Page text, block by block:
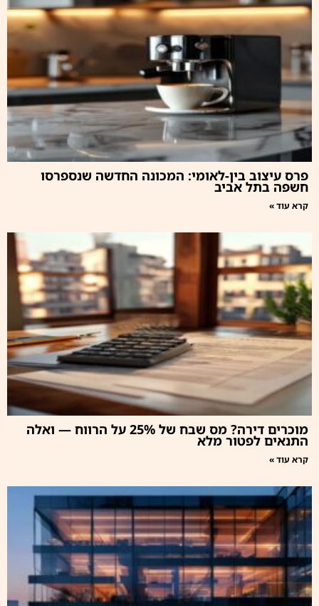
פרס עיצוב בין-לאומי: המכונה החדשה שנספרסו
חשפה בתל אביב
קרא עוד »
מוכרים דירה? מס שבח של 25% על הרווח — ואלה
התנאים לפטור מלא
קרא עוד »